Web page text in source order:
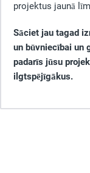
projektus jaunā
Sāciet jau tagad
un būvniecībai un
padarīs jūsu
ilgtspējīgākus.